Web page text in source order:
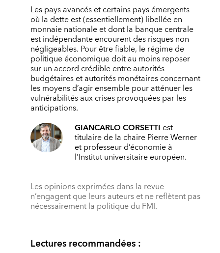
Les pays avancés et certains pays émergents
où la dette est (essentiellement) libellée en
monnaie nationale et dont la banque centrale
est indépendante encourent des risques non
négligeables. Pour être fiable, le régime de
politique économique doit au moins reposer
sur un accord crédible entre autorités
budgétaires et autorités monétaires concernant
les moyens d’agir ensemble pour atténuer les
vulnérabilités aux crises provoquées par les
anticipations.
GIANCARLO CORSETTI est
titulaire de la chaire Pierre Werner
et professeur d’économie à
l’Institut universitaire européen.
Les opinions exprimées dans la revue
n’engagent que leurs auteurs et ne reflètent pas
nécessairement la politique du FMI.
Lectures recommandées :